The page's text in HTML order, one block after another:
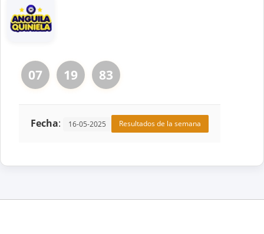
07 19 83
Fecha: 16-05-2025 Resultados de la semana